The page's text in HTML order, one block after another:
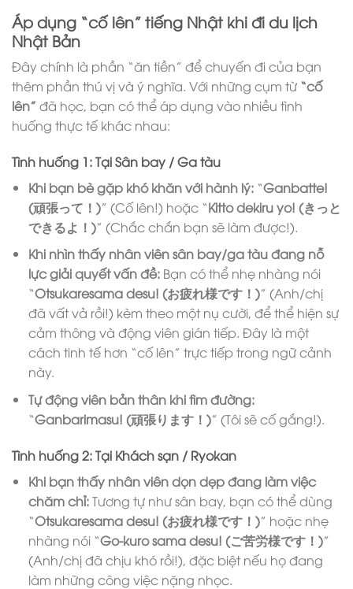
Áp dụng “cố lên” tiếng Nhật khi đi du lịch
Nhật Bản
Đây chính là phần “ăn tiền” để chuyến đi của bạn
thêm phần thú vị và ý nghĩa. Với những cụm từ “cố
lên” đã học, bạn có thể áp dụng vào nhiều tình
huống thực tế khác nhau:
Tình huống 1: Tại Sân bay / Ga tàu
Khi bạn bè gặp khó khăn với hành lý:“Ganbatte!
(頑張って！)” (Cố lên!) hoặc “Kitto dekiru yo! (きっと
できるよ！)” (Chắc chắn bạn sẽ làm được!).
Khi nhìn thấy nhân viên sân bay/ga tàu đang nỗ
lực giải quyết vấn đề:Bạn có thể nhẹ nhàng nói
“Otsukaresama desu! (お疲れ様です！)” (Anh/chị
đã vất vả rồi!) kèm theo một nụ cười, để thể hiện sự
cảm thông và động viên gián tiếp. Đây là một
cách tinh tế hơn “cố lên” trực tiếp trong ngữ cảnh
này.
Tự động viên bản thân khi tìm đường:
“Ganbarimasu! (頑張ります！)” (Tôi sẽ cố gắng!).
Tình huống 2: Tại Khách sạn / Ryokan
Khi bạn thấy nhân viên dọn dẹp đang làm việc
chăm chỉ:Tương tự như sân bay, bạn có thể dùng
“Otsukaresama desu! (お疲れ様です！)” hoặc nhẹ
nhàng nói “Go-kuro sama desu! (ご苦労様です！)”
(Anh/chị đã chịu khó rồi!), đặc biệt nếu họ đang
làm những công việc nặng nhọc.